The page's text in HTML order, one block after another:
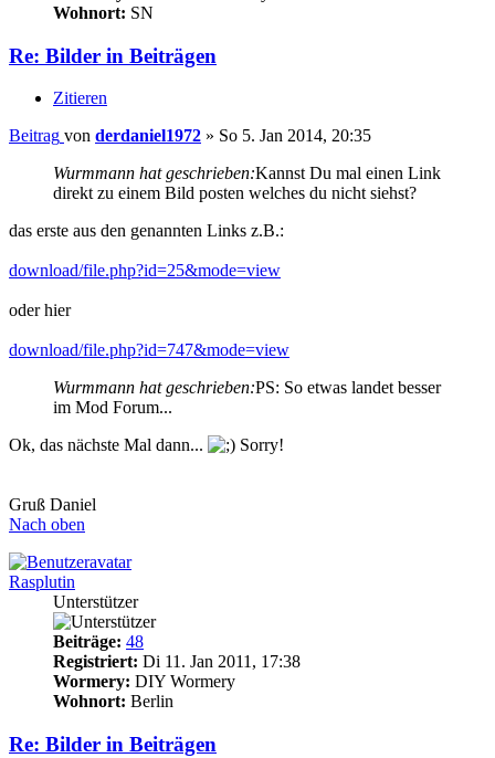
Wohnort: SN
Re: Bilder in Beiträgen
Zitieren
Beitrag von derdaniel1972 » So 5. Jan 2014, 20:35
Wurmmann hat geschrieben:Kannst Du mal einen Link
direkt zu einem Bild posten welches du nicht siehst?
das erste aus den genannten Links z.B.:
download/file.php?id=25&mode=view
oder hier
download/file.php?id=747&mode=view
Wurmmann hat geschrieben:PS: So etwas landet besser
im Mod Forum...
Ok, das nächste Mal dann...
Sorry!
Gruß Daniel
Nach oben
Rasplutin
Unterstützer
Beiträge: 48
Registriert: Di 11. Jan 2011, 17:38
Wormery: DIY Wormery
Wohnort: Berlin
Re: Bilder in Beiträgen